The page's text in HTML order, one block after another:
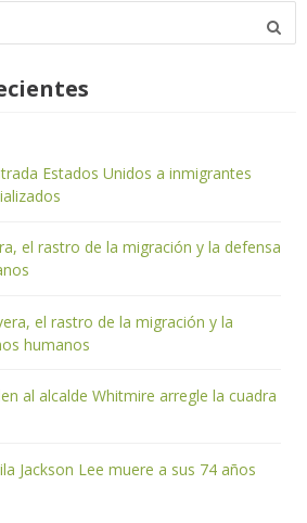
Estados Unidos a inmigrantes
el rastro de la migración y la defensa
el rastro de la migración y la
humanos
al alcalde Whitmire arregle la cuadra
Jackson Lee muere a sus 74 años